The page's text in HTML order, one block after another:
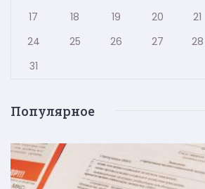
17
18 19 20 21
24
25 26 27 28
31
Популярное